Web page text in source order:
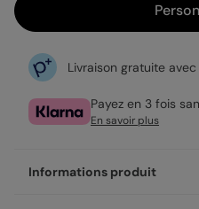
Livraison gratuite avec
Payez en 3 fois
En savoir plus
Informations produit